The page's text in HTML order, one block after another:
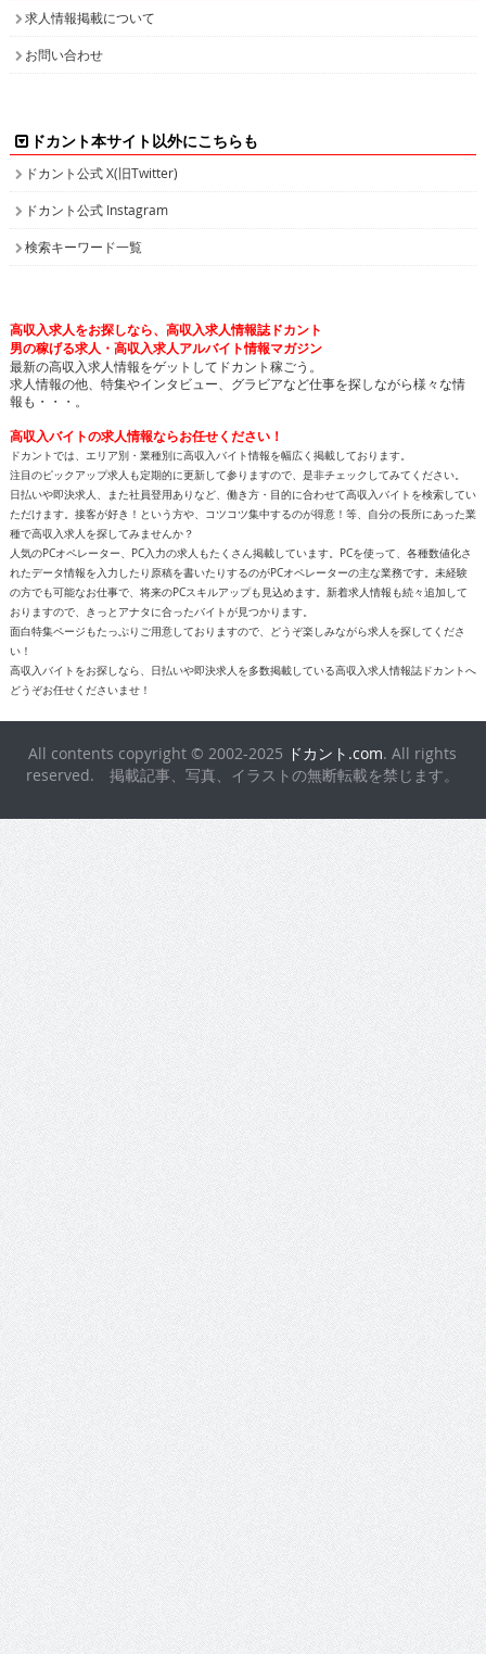
お問い合わせ
ドカント公式 X(旧Twitter)
ドカント公式 Instagram
検索キーワード一覧
男の稼げる求人・高収入求人アルバイト情報マガジン
最新の高収入求人情報をゲットしてドカント稼ごう。
求人情報の他、特集やインタビュー、グラビアなど仕事を探しながら様々な情
報も・・・。
高収入バイトの求人情報ならお任せください！
ドカントでは、エリア別・業種別に高収入バイト情報を幅広く掲載しております。
注目のピックアップ求人も定期的に更新して参りますので、是非チェックしてみてください。
日払いや即決求人、また社員登用ありなど、働き方・目的に合わせて高収入バイトを検索してい
ただけます。接客が好き！という方や、コツコツ集中するのが得意！等、自分の長所にあった業
種で高収入求人を探してみませんか？
人気のPCオペレーター、PC入力の求人もたくさん掲載しています。PCを使って、各種数値化さ
れたデータ情報を入力したり原稿を書いたりするのがPCオペレーターの主な業務です。未経験
の方でも可能なお仕事で、将来のPCスキルアップも見込めます。新着求人情報も続々追加して
おりますので、きっとアナタに合ったバイトが見つかります。
面白特集ページもたっぷりご用意しておりますので、どうぞ楽しみながら求人を探してくださ
い！
どうぞお任せくださいませ！
All contents copyright © 2002-2025ドカント.com. All rights
reserved. 掲載記事、写真、イラストの無断転載を禁じます。